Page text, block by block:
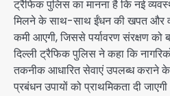
ट्रैफिक पुलिस का मानना है कि नई
मिलने के साथ-साथ ईंधन की खपत और
कमी आएगी, जिससे पर्यावरण संरक्षण को
दिल्ली ट्रैफिक पुलिस ने कहा कि
तकनीक आधारित सेवाएं उपलब्ध कराने के
प्रबंधन उपायों को प्राथमिकता दी